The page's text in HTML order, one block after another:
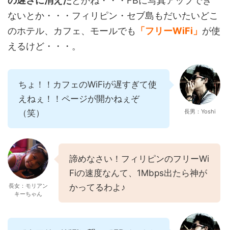
ないとか・・・フィリピン・セブ島もだいたいどこ
のホテル、カフェ、モールでも
「フリーWiFi」 が使
えるけど・・・。
ちょ！！カフェのWiFiが遅すぎて使
えねぇ！！ページが開かねぇぞ
（笑）
長男：Yoshi
長女：モリアン
キーちゃん
諦めなさい！フィリピンのフリーWi
Fiの速度なんて、1Mbps出たら神が
かってるわよ♪